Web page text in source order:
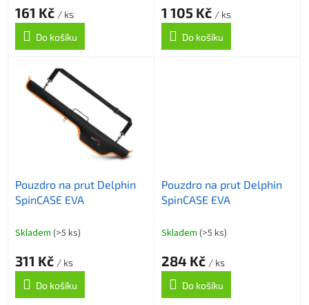
161 Kč / ks
Do košíku
1 105 Kč / ks
Do košíku
Pouzdro na prut Delphin
SpinCASE EVA
Skladem (>5 ks)
311 Kč / ks
Do košíku
Pouzdro na prut Delphin
SpinCASE EVA
Skladem (>5 ks)
284 Kč / ks
Do košíku